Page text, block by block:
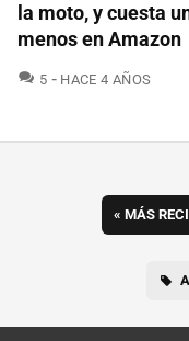
la moto, y cuesta
menos en Amazon
5 COMENTARIOS
HACE 4 AÑOS
« MÁS